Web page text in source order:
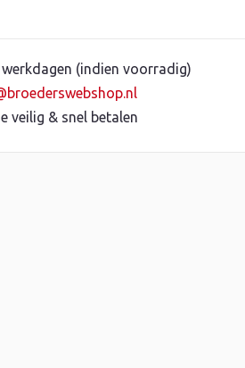
(indien voorradig)
veilig & snel betalen